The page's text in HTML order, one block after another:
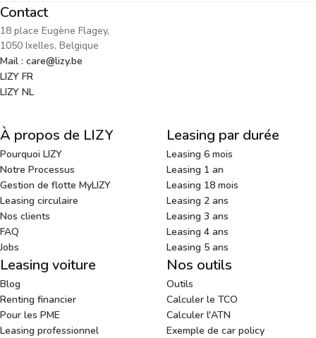
Contact
18 place Eugène Flagey,
1050 Ixelles, Belgique
Mail : care@lizy.be
LIZY FR
LIZY NL
À propos de LIZY
Pourquoi LIZY
Notre Processus
Gestion de flotte MyLIZY
Leasing circulaire
Nos clients
FAQ
Jobs
Leasing par durée
Leasing 6 mois
Leasing 1 an
Leasing 18 mois
Leasing 2 ans
Leasing 3 ans
Leasing 4 ans
Leasing 5 ans
Leasing voiture
Blog
Renting financier
Pour les PME
Leasing professionnel
Nos outils
Outils
Calculer le TCO
Calculer l'ATN
Exemple de car policy